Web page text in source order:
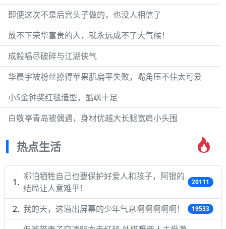
即便这次不是后宫头子做的，也没人相信了
放不下荣华富贵的人，就永远成不了大气候！
成毅唱尽破碎与江湖侠气
华晨宇被粉丝撩得苹果肌扁平失败，嘴角压不住太可爱
小S金钟奖红毯造型，酷飒十足
白敬亭青岛被偶遇，身材优越大长腿宽肩小头围
热点生活
哪怕牺牲自己也要保护好爱人和孩子，阿银的
结局让人意难平！
20111
我的天，这溢出屏幕的少年气息啊啊啊啊啊！ 19533